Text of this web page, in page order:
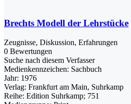
Brechts Modell der Lehrstücke
Zeugnisse, Diskussion, Erfahrungen
0 Bewertungen
Suche nach diesem Verfasser
Medienkennzeichen: Sachbuch
Jahr: 1976
Verlag: Frankfurt am Main, Suhrkamp
Reihe: Edition Suhrkamp; 751